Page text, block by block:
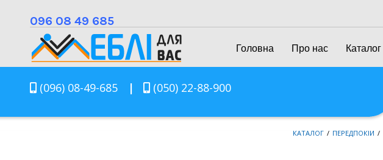
096 08 49 685
Головна Про нас Каталог
(096) 08-49-685 | (050) 22-88-900
КАТАЛОГ ПЕРЕДПОКІЙ